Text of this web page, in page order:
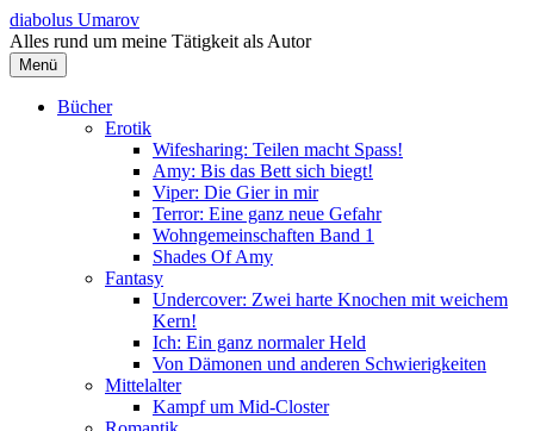
Springe
zum
Inhalt
diabolus Umarov
Alles rund um meine Tätigkeit als Autor
Menü
Bücher
Erotik
Wifesharing: Teilen macht Spass!
Amy: Bis das Bett sich biegt!
Viper: Die Gier in mir
Terror: Eine ganz neue Gefahr
Wohngemeinschaften Band 1
Shades Of Amy
Fantasy
Undercover: Zwei harte Knochen mit weichem
Kern!
Ich: Ein ganz normaler Held
Von Dämonen und anderen Schwierigkeiten
Mittelalter
Kampf um Mid-Closter